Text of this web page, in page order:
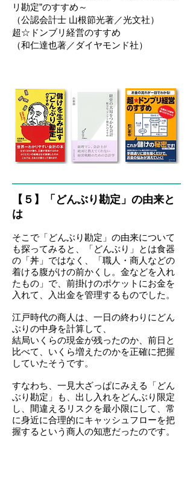
リ勘定”のすすめ～
（公認会計士 山根節光著／光文社）
超☆ドンブリ経営のすすめ
（和仁達也著／ダイヤモンド社）
【５】「どんぶり勘定」の由来と
は
そこで「どんぶり勘定」の由来について
も探ってみると、「どんぶり」とは食器
の「丼」ではなく、「職人・商人などの
着ける腹がけの前かくし。金などを入れ
たもの」で、前掛けのポケットにお金を
入れて、入出金を管理するものでした。
江戸時代の商人は、一日の終わりにどん
ぶりの中身を計算して、
結局いくらの現金が残ったのか、前日と
比べて、いくら増えたのかを正確に把握
していたそうです。
すなわち、一見大ざっぱにみえる「どん
ぶり勘定」も、出し入れをどんぶり限定
し、間違えるリスクを最小限にして、常
に身近に合理的にキャッシュフローを把
握するという商人の知恵だったのです。